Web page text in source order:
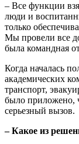
– Все функции
люди и
только
Мы провели все
была командная
Когда началась
академических
транспорт,
было приложено,
серьезный вызов.
– Какое из